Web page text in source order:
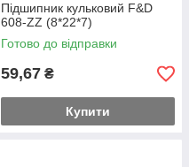
Підшипник кульковий F&D
608-ZZ (8*22*7)
Готово до відправки
59,67 ₴
Купити